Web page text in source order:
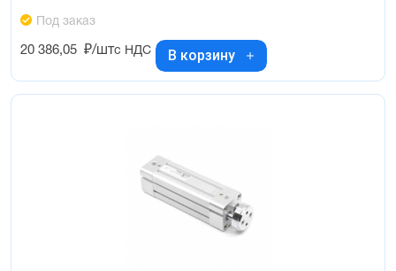
Под заказ
20 386,05 ₽/штс НДС В корзину